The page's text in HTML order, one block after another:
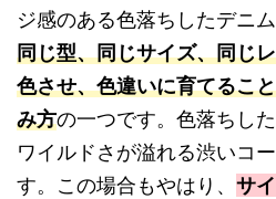
ジ感のある色落ちしたデニ
同じ型、同じサイズ、同じ
色させ、色違いに育てるこ
み方の一つです。色落ちし
ワイルドさが溢れる渋いコ
す。この場合もやはり、 サ